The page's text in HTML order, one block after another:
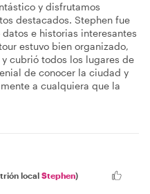
y disfrutamos
destacados. Stephen fue
e historias interesantes
estuvo bien organizado,
cubrió todos los lugares de
de conocer la ciudad y
a cualquiera que la
local Stephen)